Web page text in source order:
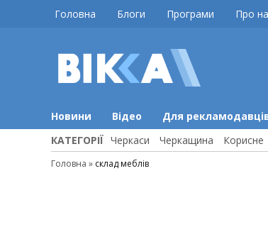
Головна Блоги Програми Про
Новини Відео Для
КАТЕГОРІЇ Черкаси Черкащина Корисне
Головна » склад меблів